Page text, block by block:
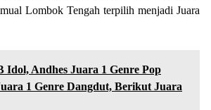
Lombok Tengah terpilih menjadi Juara
Idol, Andhes Juara 1 Genre Pop
1 Genre Dangdut, Berikut Juara